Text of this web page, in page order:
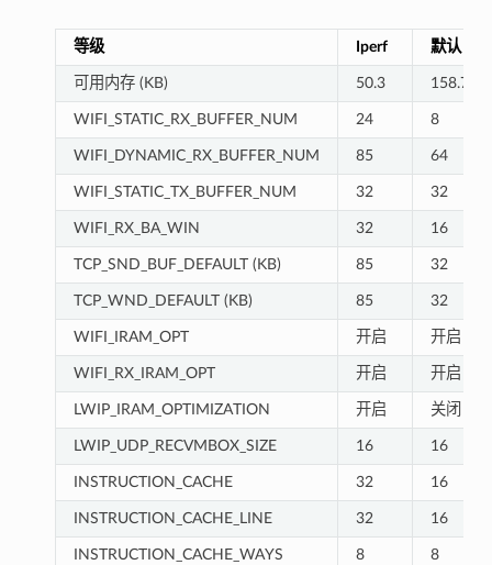
等级 Iperf 默认
可用内存 (KB) 50.3 158.7
WIFI_STATIC_RX_BUFFER_NUM 24 8
WIFI_DYNAMIC_RX_BUFFER_NUM 85 64
WIFI_STATIC_TX_BUFFER_NUM 32 32
WIFI_RX_BA_WIN 32 16
TCP_SND_BUF_DEFAULT (KB) 85 32
TCP_WND_DEFAULT (KB) 85 32
WIFI_IRAM_OPT 开启 开启
WIFI_RX_IRAM_OPT 开启 开启
LWIP_IRAM_OPTIMIZATION 开启 关闭
LWIP_UDP_RECVMBOX_SIZE 16 16
INSTRUCTION_CACHE 32 16
INSTRUCTION_CACHE_LINE 32 16
INSTRUCTION_CACHE_WAYS 8 8